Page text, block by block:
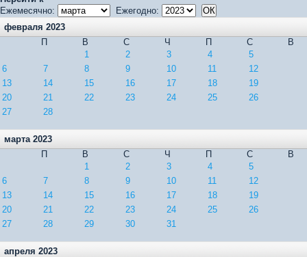
Ежемесячно:
Ежегодно:
февраля 2023
П
В С Ч П С
В
1
2 3 4
5
6
7 8 9 10 11
12
13
14 15 16 17 18
19
20
21 22 23 24 25
26
27
28
марта 2023
П
В С Ч П С
В
1
2 3 4
5
6
7 8 9 10 11
12
13
14 15 16 17 18
19
20
21 22 23 24 25
26
27
28 29 30 31
апреля 2023